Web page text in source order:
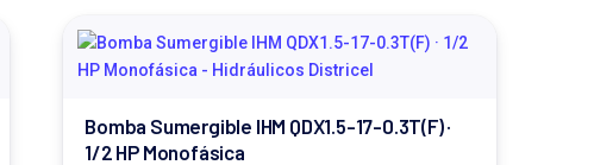
Bomba Sumergible IHM QDX1.5-17-0.3T(F) ·
1/2 HP Monofásica